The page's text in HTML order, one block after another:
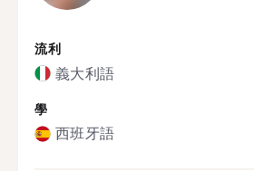
流利
義大利語
學
西班牙語